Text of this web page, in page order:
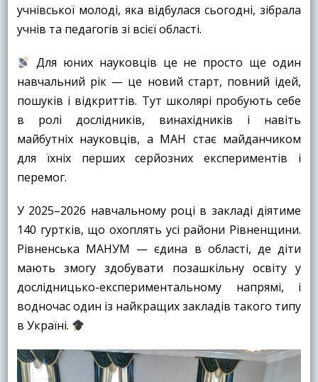
учнівської молоді, яка відбулася сьогодні, зібрала
учнів та педагогів зі всієї області.
Для юних науковців це не просто ще один
навчальний рік — це новий старт, повний ідей,
пошуків і відкриттів. Тут школярі пробують себе
в ролі дослідників, винахідників і навіть
майбутніх науковців, а МАН стає майданчиком
для їхніх перших серйозних експериментів і
перемог.
У 2025–2026 навчальному році в закладі діятиме
140 гуртків, що охоплять усі райони Рівненщини.
Рівненська МАНУМ — єдина в області, де діти
мають змогу здобувати позашкільну освіту у
дослідницько-експериментальному напрямі, і
водночас один із найкращих закладів такого типу
в Україні.